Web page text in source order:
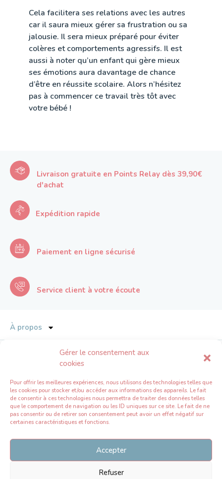
Gérer le consentement aux
cookies
Pour offrir les meilleures expériences, nous utilisons des technologies telles que
les cookies pour stocker et/ou accéder aux informations des appareils. Le fait
de consentir à ces technologies nous permettra de traiter des données telles
que le comportement de navigation ou les ID uniques sur ce site. Le fait de ne
pas consentir ou de retirer son consentement peut avoir un effet négatif sur
certaines caractéristiques et fonctions.
Accepter
Refuser
Cela facilitera ses relations avec les autres
car il saura mieux gérer sa frustration ou sa
jalousie. Il sera mieux préparé pour éviter
colères et comportements agressifs. Il est
aussi à noter qu’un enfant qui gère mieux
ses émotions aura davantage de chance
d’être en réussite scolaire. Alors n’hésitez
pas à commencer ce travail très tôt avec
votre bébé !
Livraison gratuite en Points Relay dès 39,90€
d'achat
Expédition rapide
Paiement en ligne sécurisé
Service client à votre écoute
À propos
L’univers Emodou
Espace professionnel